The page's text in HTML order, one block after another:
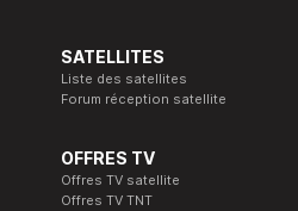
SATELLITES
Liste des satellites
Forum réception satellite
OFFRES TV
Offres TV satellite
Offres TV TNT